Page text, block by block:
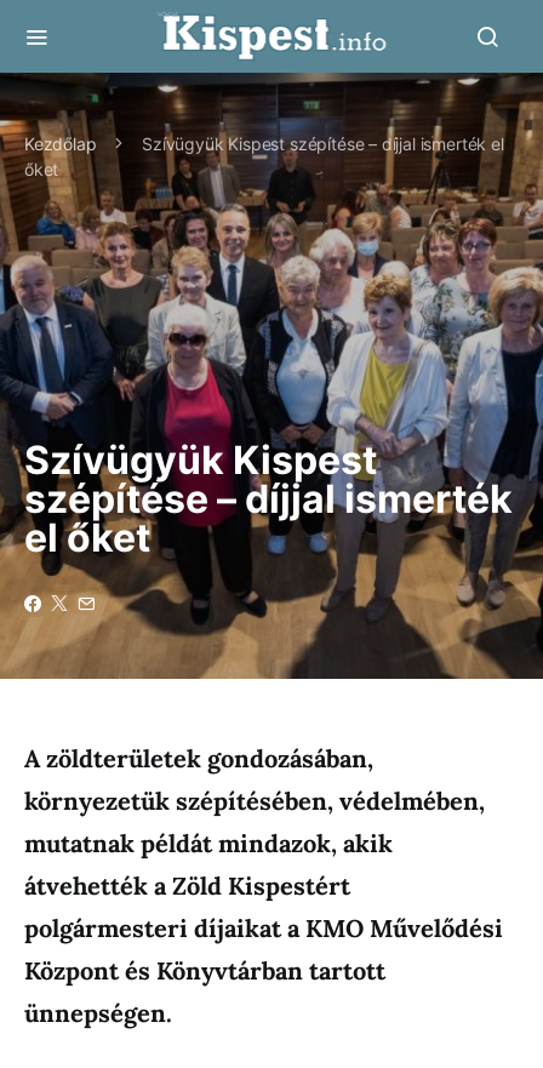
Kezdőlap
Szívügyük Kispest szépítése – díjjal ismerték el
őket
Szívügyük Kispest
szépítése – díjjal ismerték
el őket
A zöldterületek gondozásában,
környezetük szépítésében, védelmében,
mutatnak példát mindazok, akik
átvehették a Zöld Kispestért
polgármesteri díjaikat a KMO Művelődési
Központ és Könyvtárban tartott
ünnepségen.